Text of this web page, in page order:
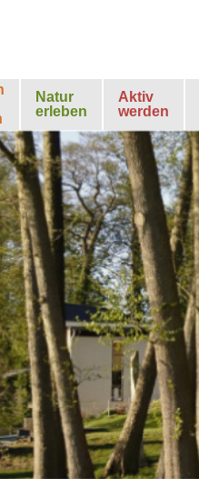
Natur
erleben
Aktiv
werden